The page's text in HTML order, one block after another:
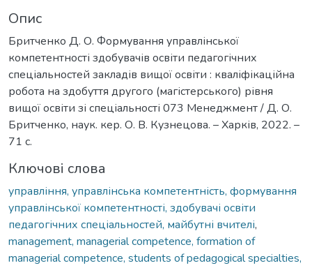
Опис
Бритченко Д. О. Формування управлінської
компетентності здобувачів освіти педагогічних
спеціальностей закладів вищої освіти : кваліфікаційна
робота на здобуття другого (магістерського) рівня
вищої освіти зі спеціальності 073 Менеджмент / Д. О.
Бритченко, наук. кер. О. В. Кузнецова. – Харків, 2022. –
71 с.
Ключові слова
управління, управлінська компетентність, формування
управлінської компетентності, здобувачі освіти
педагогічних спеціальностей, майбутні вчителі,
management, managerial competence, formation of
managerial competence, students of pedagogical specialties,